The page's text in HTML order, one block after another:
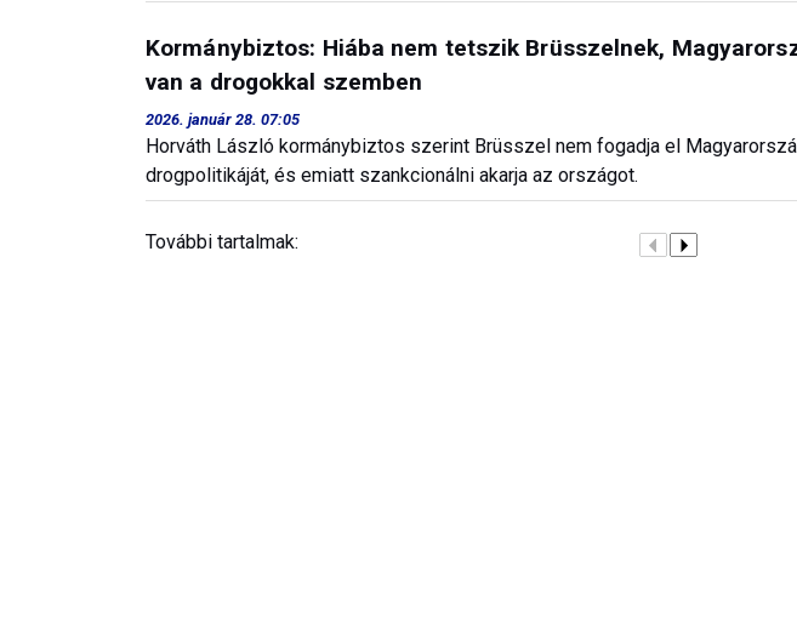
Kormánybiztos: Hiába nem tetszik Brüsszelnek,
van a drogokkal szemben
2026. január 28. 07:05
Horváth László kormánybiztos szerint Brüsszel nem fogadja el
drogpolitikáját, és emiatt szankcionálni akarja az országot.
További tartalmak: